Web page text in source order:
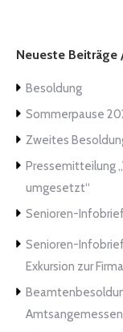
Neueste Beiträge
Besoldung
Sommerpause
Zweites
Pressemitteilung
umgesetzt“
Senioren-
Senioren-
Exkursion zur